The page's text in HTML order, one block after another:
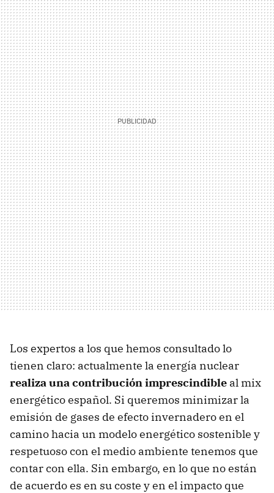
Los expertos a los que hemos consultado lo
tienen claro: actualmente la energía nuclear
realiza una contribución imprescindible al mix
energético español. Si queremos minimizar la
emisión de gases de efecto invernadero en el
camino hacia un modelo energético sostenible y
respetuoso con el medio ambiente tenemos que
contar con ella. Sin embargo, en lo que no están
de acuerdo es en su coste y en el impacto que